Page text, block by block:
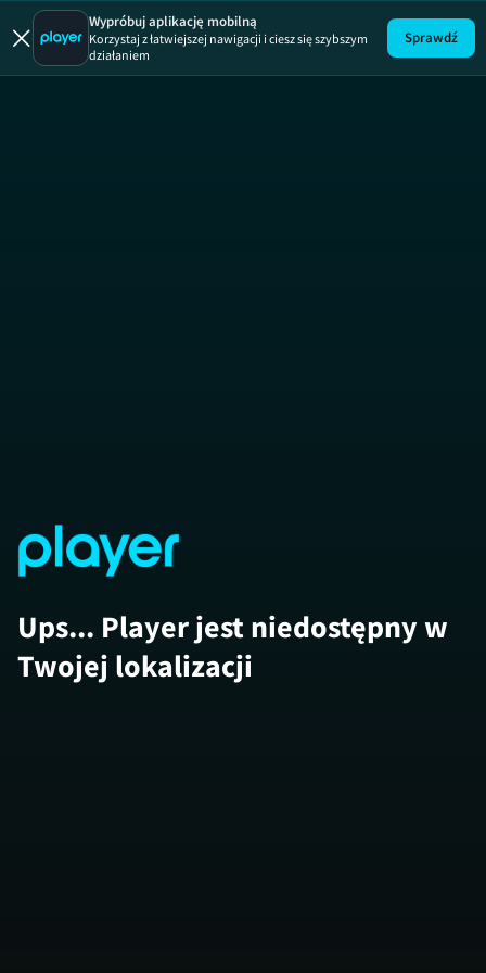
Dom na miarę
Wypróbuj aplikację mobilną
Korzystaj z łatwiejszej nawigacji i ciesz się szybszym
działaniem
Sprawdź
Ups... Player jest niedostępny w
Twojej lokalizacji